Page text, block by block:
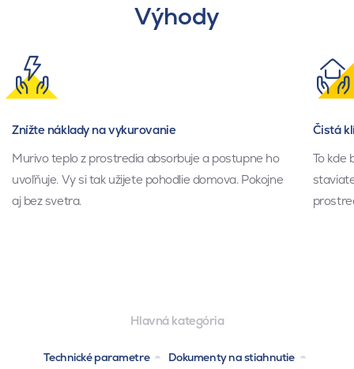
Výhody
Znížte náklady na vykurovanie
Murivo teplo z prostredia absorbuje a postupne ho
uvoľňuje. Vy si tak užijete pohodlie domova. Pokojne
aj bez svetra.
Čistá
To kde
Hlavná kategória
Technické parametre
Dokumenty na stiahnutie